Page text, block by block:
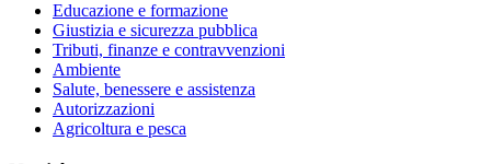
Educazione e formazione
Giustizia e sicurezza pubblica
Tributi, finanze e contravvenzioni
Ambiente
Salute, benessere e assistenza
Autorizzazioni
Agricoltura e pesca